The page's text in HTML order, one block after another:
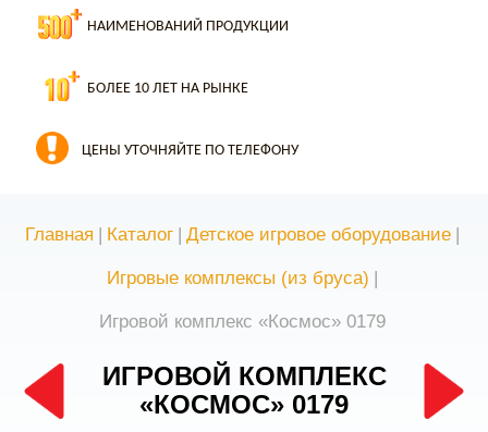
НАИМЕНОВАНИЙ ПРОДУКЦИИ
БОЛЕЕ 10 ЛЕТ НА РЫНКЕ
ЦЕНЫ УТОЧНЯЙТЕ ПО ТЕЛЕФОНУ
Главная | Каталог | Детское игровое оборудование |
Игровые комплексы (из бруса) |
Игровой комплекс «Космос» 0179
ИГРОВОЙ КОМПЛЕКС
«КОСМОС» 0179